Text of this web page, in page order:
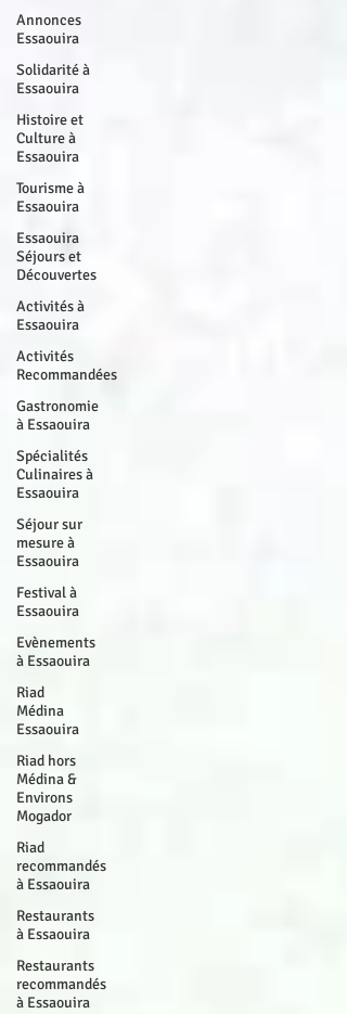
Annonces
Essaouira
Solidarité à
Essaouira
Histoire et
Culture à
Essaouira
Tourisme à
Essaouira
Essaouira
Séjours et
Découvertes
Activités à
Essaouira
Activités
Recommandées
Gastronomie
à Essaouira
Spécialités
Culinaires à
Essaouira
Séjour sur
mesure à
Essaouira
Festival à
Essaouira
Evènements
à Essaouira
Riad
Médina
Essaouira
Riad hors
Médina &
Environs
Mogador
Riad
recommandés
à Essaouira
Restaurants
à Essaouira
Restaurants
recommandés
à Essaouira